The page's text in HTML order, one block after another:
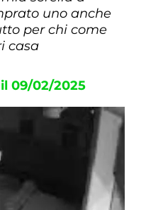
uno anche
per chi come
casa
09/02/2025